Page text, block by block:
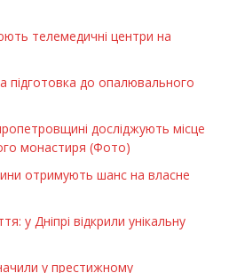
телемедичні центри на
підготовка до опалювального
досліджують місце
монастиря (Фото)
отримують шанс на власне
у Дніпрі відкрили унікальну
у престижному